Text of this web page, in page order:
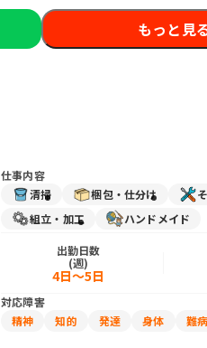
もっと見
仕事内容
清掃
梱包・仕分け
組立・加工
ハンドメイド
出勤日数
(週)
4日～5日
対応障害
精神
知的 発達 身体 難病